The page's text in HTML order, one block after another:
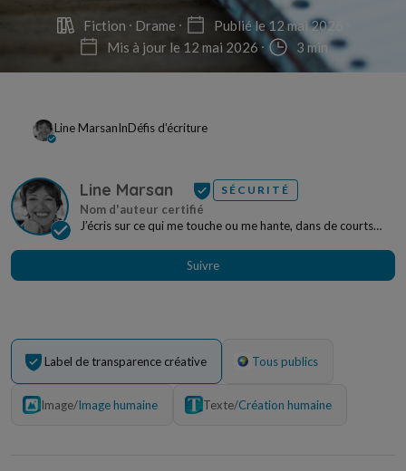
Fiction Drame
Publié le 12 mai 2026
Mis à jour le 12 mai 2026
3 min
Line MarsanInDéfis d'écriture
Line Marsan SÉCURITÉ
J’écris sur ce qui me touche ou me hante, dans de courts
Suivre
Label de transparence créative Tous publics
Image/Image humaine Texte/Création humaine